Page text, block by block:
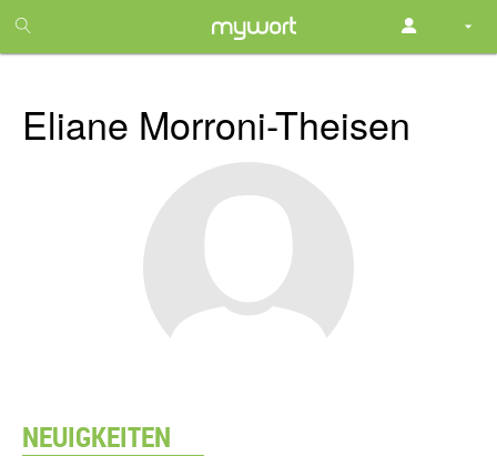
month
free
Eliane Morroni-Theisen
NEUIGKEITEN